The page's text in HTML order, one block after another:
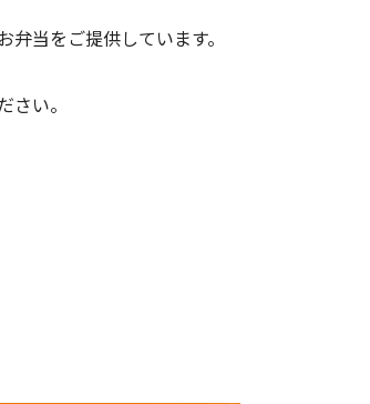
当をご提供しています。
い。